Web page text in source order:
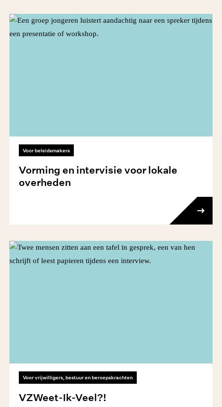
Voor beleidsmakers
Vorming en intervisie voor lokale
overheden
Voor vrijwilligers, bestuur en beroepskrachten
VZWeet-Ik-Veel?!